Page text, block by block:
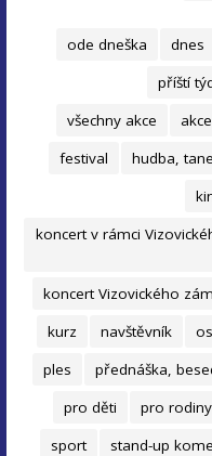
ode dneška dnes
příští
všechny akce
festival
hudba,
koncert v rámci
koncert Vizovického
kurz
navštěvník
ples
přednáška,
pro děti
pro rodiny
sport
stand-up